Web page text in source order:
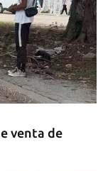
primeros pasos
agenda
venta de